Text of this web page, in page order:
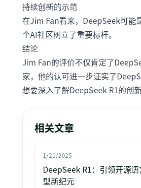
持续创新的示范
在Jim Fan看来，DeepSeek可能
个AI社区树立了重要标杆。
结论
Jim Fan的评价不仅肯定了
家，他的认可进一步证实了
想要深入了解DeepSeek R1的创
相关文章
1/21/2025
DeepSeek R1：引领开源
型新纪元